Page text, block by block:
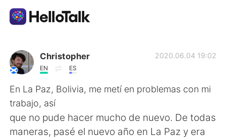
Language Exchange App
AI Grammar Checker
English
Christopher
EN ES
2020.06.04 19:02
En La Paz, Bolivia, me metí en problemas con mi
trabajo, así
que no pude hacer mucho de nuevo. De todas
maneras, pasé el nuevo año en La Paz y era